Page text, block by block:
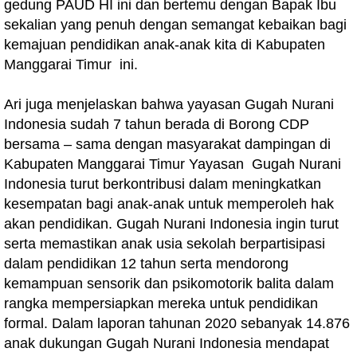
gedung PAUD HI ini dan bertemu dengan Bapak Ibu
sekalian yang penuh dengan semangat kebaikan bagi
kemajuan pendidikan anak-anak kita di Kabupaten
Manggarai Timur ini.
Ari juga menjelaskan bahwa yayasan Gugah Nurani
Indonesia sudah 7 tahun berada di Borong CDP
bersama – sama dengan masyarakat dampingan di
Kabupaten Manggarai Timur Yayasan Gugah Nurani
Indonesia turut berkontribusi dalam meningkatkan
kesempatan bagi anak-anak untuk memperoleh hak
akan pendidikan. Gugah Nurani Indonesia ingin turut
serta memastikan anak usia sekolah berpartisipasi
dalam pendidikan 12 tahun serta mendorong
kemampuan sensorik dan psikomotorik balita dalam
rangka mempersiapkan mereka untuk pendidikan
formal. Dalam laporan tahunan 2020 sebanyak 14.876
anak dukungan Gugah Nurani Indonesia mendapat